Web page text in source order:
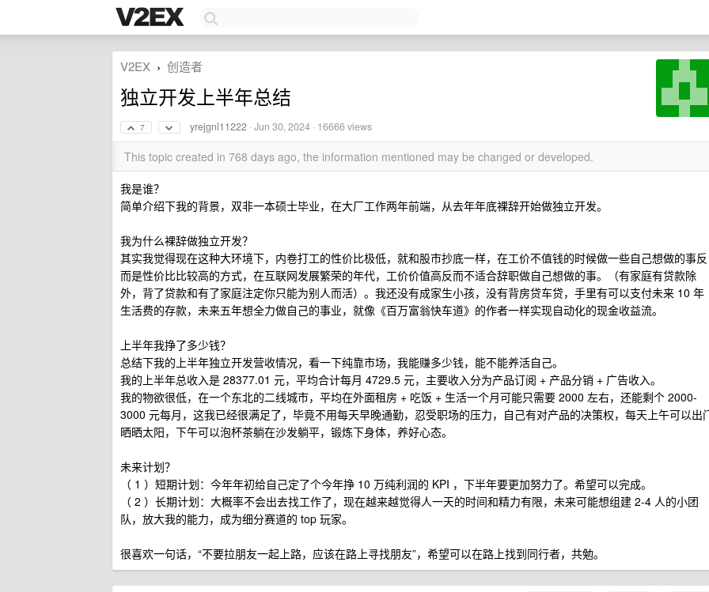
V2EX › 创造者
独立开发上半年总结
7 yrejgnl11222 ·Jun 30, 2024 · 16666 views
This topic created in 768 days ago, the information mentioned may be changed or developed.
我是谁？
简单介绍下我的背景，双非一本硕士毕业，在大厂工作两年前端，从去年年底裸辞开始做独立开发。
我为什么裸辞做独立开发？
其实我觉得现在这种大环境下，内卷打工的性价比极低，就和股市抄底一样，在工价不值钱的时候做一些自己想做的事反
而是性价比比较高的方式，在互联网发展繁荣的年代，工价价值高反而不适合辞职做自己想做的事。（有家庭有贷款除
外，背了贷款和有了家庭注定你只能为别人而活）。我还没有成家生小孩，没有背房贷车贷，手里有可以支付未来 10 年
生活费的存款，未来五年想全力做自己的事业，就像《百万富翁快车道》的作者一样实现自动化的现金收益流。
上半年我挣了多少钱？
总结下我的上半年独立开发营收情况，看一下纯靠市场，我能赚多少钱，能不能养活自己。
我的上半年总收入是 28377.01 元，平均合计每月 4729.5 元，主要收入分为产品订阅 + 产品分销 + 广告收入。
我的物欲很低，在一个东北的二线城市，平均在外面租房 + 吃饭 + 生活一个月可能只需要 2000 左右，还能剩个 2000-
3000 元每月，这我已经很满足了，毕竟不用每天早晚通勤，忍受职场的压力，自己有对产品的决策权，每天上午可以出
晒晒太阳，下午可以泡杯茶躺在沙发躺平，锻炼下身体，养好心态。
未来计划？
（ 1 ）短期计划：今年年初给自己定了个今年挣 10 万纯利润的 KPI ，下半年要更加努力了。希望可以完成。
（ 2 ）长期计划：大概率不会出去找工作了，现在越来越觉得人一天的时间和精力有限，未来可能想组建 2-4 人的小团
队，放大我的能力，成为细分赛道的 top 玩家。
很喜欢一句话，“不要拉朋友一起上路，应该在路上寻找朋友”，希望可以在路上找到同行者，共勉。